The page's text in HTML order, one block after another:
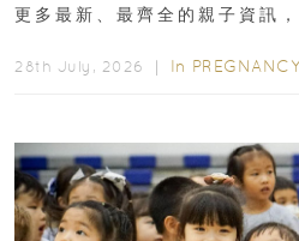
更多最新、最齊全的親子資訊
28th July, 2026 ｜ In PREGNANCY